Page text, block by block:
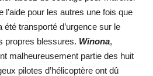
l’aide pour les autres une fois que
été transporté d’urgence sur le
propres blessures. Winona,
malheureusement partie des huit
pilotes d’hélicoptère ont dû